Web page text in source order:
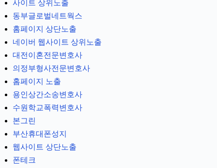
사이트 상위노출
동부글로벌네트웍스
홈페이지 상단노출
네이버 웹사이트 상위노출
대전이혼전문변호사
의정부형사전문변호사
홈페이지 노출
용인상간소송변호사
수원학교폭력변호사
본그린
부산휴대폰성지
웹사이트 상단노출
폰테크